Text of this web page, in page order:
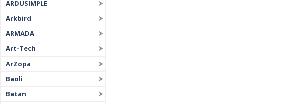
ARDUSIMPLE
Arkbird
ARMADA
Art-Tech
ArZopa
Baoli
Batan